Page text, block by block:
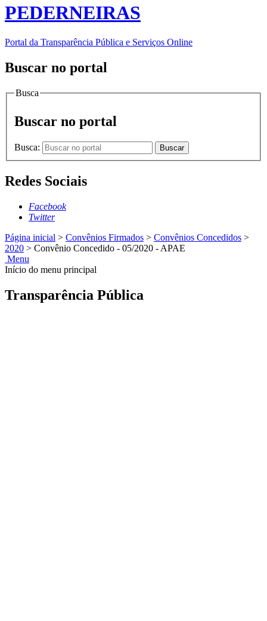
PEDERNEIRAS
Portal da Transparência Pública e Serviços Online
Buscar no portal
Busca
Buscar no portal
Busca: Buscar
Redes Sociais
Facebook
Twitter
Página inicial > Convênios Firmados > Convênios Concedidos >
2020 > Convênio Concedido - 05/2020 - APAE
Menu
Início do menu principal
Transparência Pública